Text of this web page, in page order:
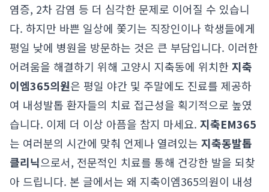
염증, 2차 감염 등 더 심각한 문제로 이어질 수 있습니
다. 하지만 바쁜 일상에 쫓기는 직장인이나 학생들에게
평일 낮에 병원을 방문하는 것은 큰 부담입니다. 이러한
어려움을 해결하기 위해 고양시 지축동에 위치한 지축
이엠365의원은 평일 야간 및 주말에도 진료를 제공하
여 내성발톱 환자들의 치료 접근성을 획기적으로 높였
습니다. 이제 더 이상 아픔을 참지 마세요. 지축EM365
는 여러분의 시간에 맞춰 언제나 열려있는 지축동발톱
클리닉으로서, 전문적인 치료를 통해 건강한 발을 되찾
아 드립니다. 본 글에서는 왜 지축이엠365의원이 내성